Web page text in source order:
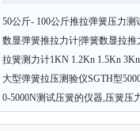
50公斤- 100公斤推拉弹簧压力测
数显弹簧推拉力计|弹簧数显拉推
拉簧测力计1KN 1.2Kn 1.5Kn
大型弹簧拉压测验仪SGTH型
0-5000N测试压簧的仪器,压簧压